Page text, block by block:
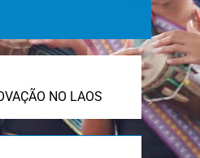
NO LAOS